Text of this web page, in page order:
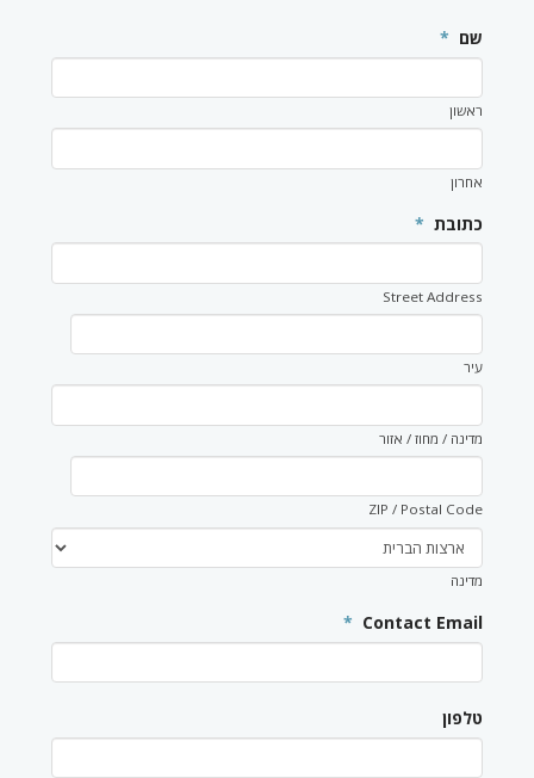
שם *
ראשון
אחרון
כתובת *
Street Address
עיר
מדינה / מחוז / אזור
ZIP / Postal Code
מדינה
Contact Email
*
טלפון